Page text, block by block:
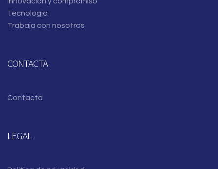
Tecnología
Trabaja con nosotros
CONTACTA
Contacta
LEGAL